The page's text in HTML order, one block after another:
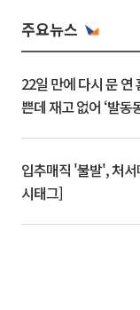
주요뉴스
22일 만에 다시 문
쁜데 재고 없어 ‘발동
입추매직 '불발', 처
시태그]